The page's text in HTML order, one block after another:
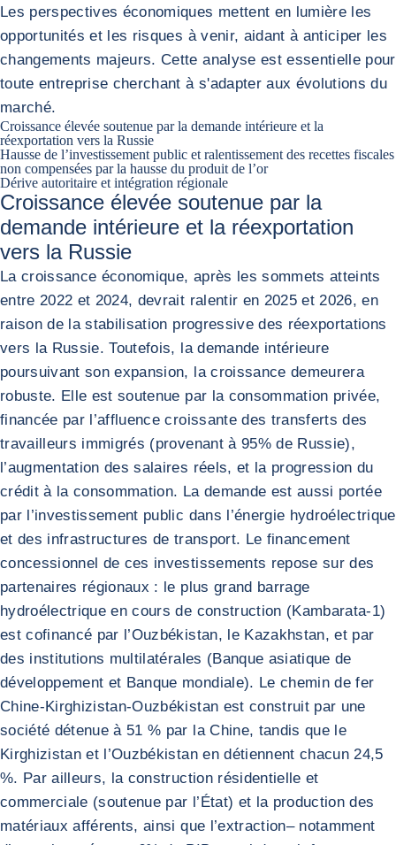
Les perspectives économiques mettent en lumière les
opportunités et les risques à venir, aidant à anticiper les
changements majeurs. Cette analyse est essentielle pour
toute entreprise cherchant à s'adapter aux évolutions du
marché.
Croissance élevée soutenue par la demande intérieure et la
réexportation vers la Russie
Hausse de l’investissement public et ralentissement des recettes fiscales
non compensées par la hausse du produit de l’or
Dérive autoritaire et intégration régionale
Croissance élevée soutenue par la
demande intérieure et la réexportation
vers la Russie
La croissance économique, après les sommets atteints
entre 2022 et 2024, devrait ralentir en 2025 et 2026, en
raison de la stabilisation progressive des réexportations
vers la Russie. Toutefois, la demande intérieure
poursuivant son expansion, la croissance demeurera
robuste. Elle est soutenue par la consommation privée,
financée par l’affluence croissante des transferts des
travailleurs immigrés (provenant à 95% de Russie),
l’augmentation des salaires réels, et la progression du
crédit à la consommation. La demande est aussi portée
par l’investissement public dans l’énergie hydroélectrique
et des infrastructures de transport. Le financement
concessionnel de ces investissements repose sur des
partenaires régionaux : le plus grand barrage
hydroélectrique en cours de construction (Kambarata-1)
est cofinancé par l’Ouzbékistan, le Kazakhstan, et par
des institutions multilatérales (Banque asiatique de
développement et Banque mondiale). Le chemin de fer
Chine-Kirghizistan-Ouzbékistan est construit par une
société détenue à 51 % par la Chine, tandis que le
Kirghizistan et l’Ouzbékistan en détiennent chacun 24,5
%. Par ailleurs, la construction résidentielle et
commerciale (soutenue par l’État) et la production des
matériaux afférents, ainsi que l’extraction– notamment